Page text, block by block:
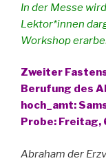
In der Messe
Lektor*innen
Workshop
Zweiter
Berufung des
hoch_amt:
Probe: Freitag,
Abraham der